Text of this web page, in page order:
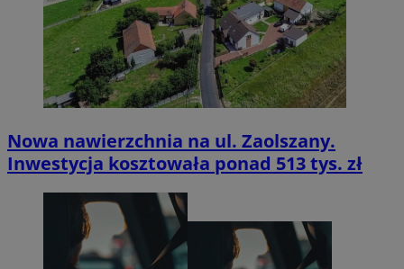
Nowa nawierzchnia na ul. Zaolszany.
Inwestycja kosztowała ponad 513 tys. zł